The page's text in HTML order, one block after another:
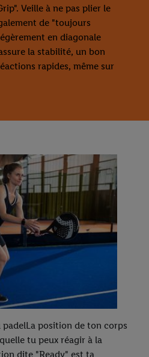
Veille à ne pas plier le
de "toujours
en diagonale
la stabilité, un bon
rapides, même sur
position de ton corps
tu peux réagir à la
dite "Ready" est ta